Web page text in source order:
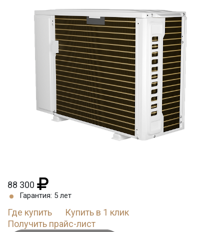
88 300
Гарантия: 5 лет
Где купить
Купить в 1 клик
Получить прайс-лист